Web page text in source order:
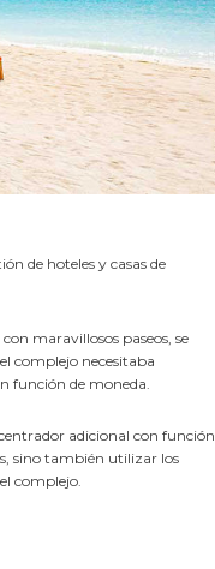
de hoteles y casas de
maravillosos paseos, se
complejo necesitaba
función de moneda.
adicional con función
sino también utilizar los
complejo.